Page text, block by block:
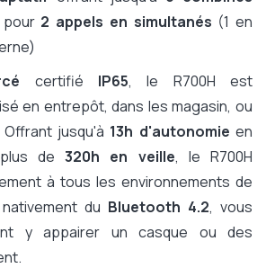
pour 2 appels en simultanés (1 en
certifié IP65, le R700H est
en entrepôt, dans les magasin, ou
jusqu'à 13h d'autonomie en
de 320h en veille, le R700H
à tous les environnements de
du Bluetooth 4.2, vous
y appairer un casque ou des